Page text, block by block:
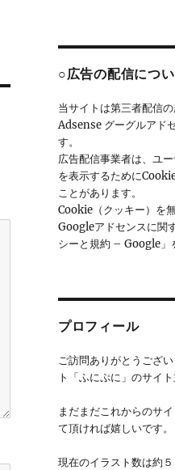
○広告の配信につ
当サイトは第三者配信
Adsense グーグルアド
す。
広告配信事業者は、ユ
を表示するために
ことがあります。
Cookie（クッキー）を
Googleアドセンスに関
シーと規約 – Google」
プロフィール
ご訪問ありがとうござ
ト「ふにぷに」のサイト
まだまだこれからのサ
て頂ければ嬉しいです。
現在のイラスト数は約